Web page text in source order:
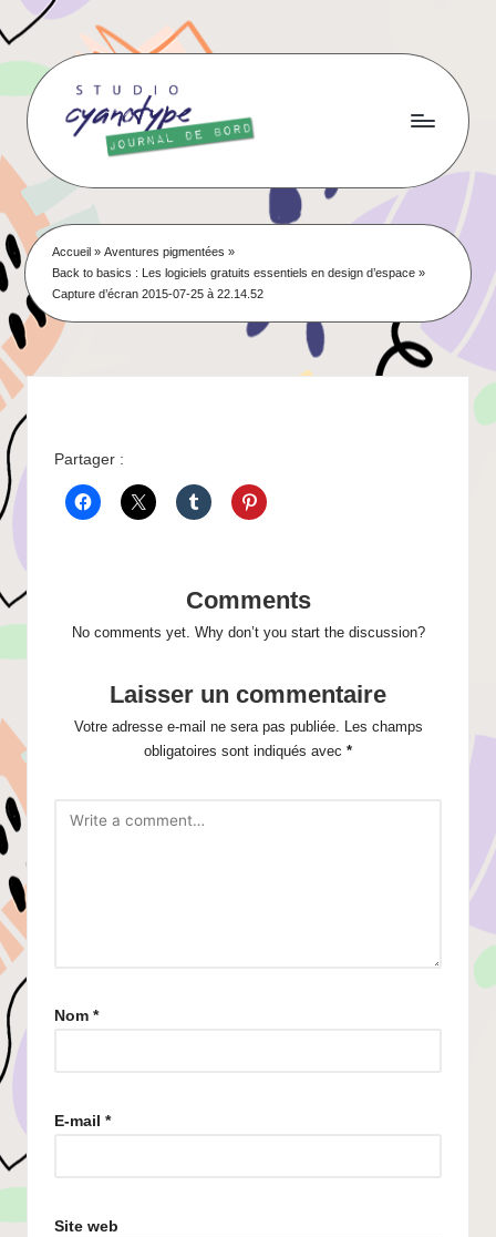
Skip
content
Accueil »Aventures pigmentées »
Back to basics : Les logiciels gratuits essentiels en design d’espace »
Capture d’écran 2015-07-25 à 22.14.52
Partager :
Comments
No comments yet. Why don’t you start the discussion?
Laisser un commentaire
Votre adresse e-mail ne sera pas publiée.
Les champs
obligatoires sont indiqués avec *
Nom *
E-mail *
Site web